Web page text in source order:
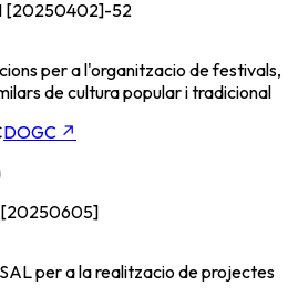
[20250402]-52
per a l'organitzacio de festivals,
de cultura popular i tradicional
DOGC ↗
[20250605]
per a la realitzacio de projectes